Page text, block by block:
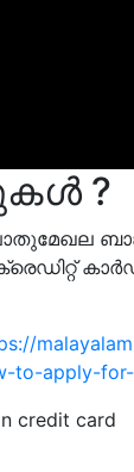
?
to-apply-
credit card